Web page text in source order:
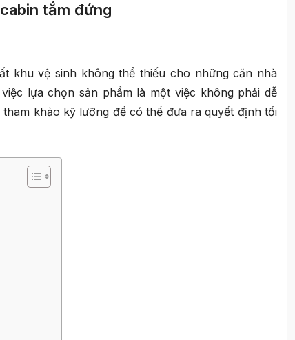
tắm đứng
khu vệ sinh không thể thiếu cho những căn nhà
lựa chọn sản phẩm là một việc không phải dễ
khảo kỹ lưỡng để có thể đưa ra quyết định tối